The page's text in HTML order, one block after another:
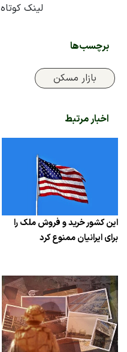
لینک کوتاه
برچسب‌ها
بازار مسکن
اخبار مرتبط
این کشور خرید و فروش ملک را
برای ایرانیان ممنوع کرد